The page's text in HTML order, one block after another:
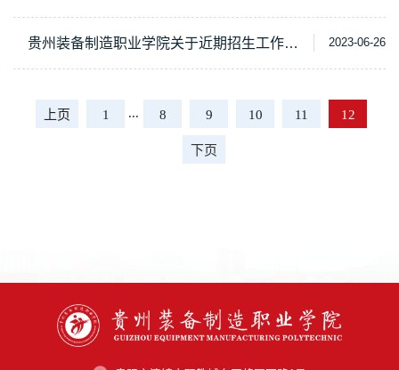
贵州装备制造职业学院关于近期招生工作的申明 2023-06-26
上页 1 ... 8 9 10 11 12
下页